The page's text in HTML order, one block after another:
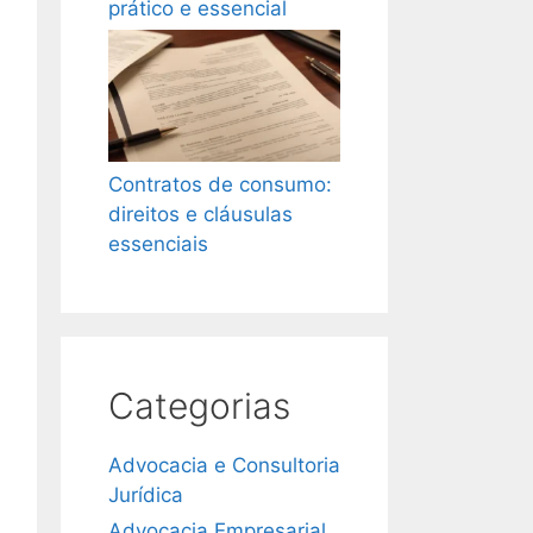
prático e essencial
Contratos de consumo:
direitos e cláusulas
essenciais
Categorias
Advocacia e Consultoria
Jurídica